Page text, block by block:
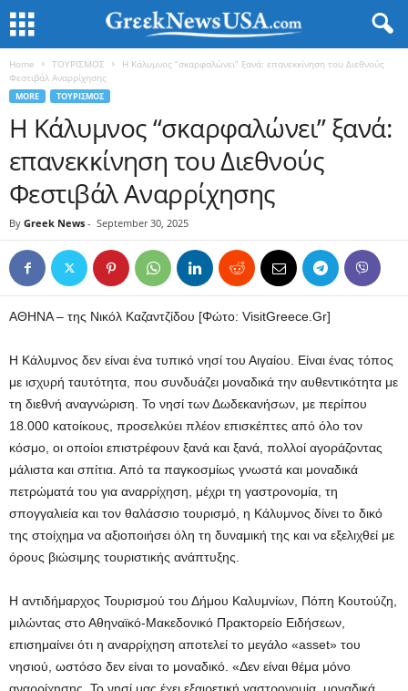
Home ΤΟΥΡΙΣΜΟΣ
Η Κάλυμνος “σκαρφαλώνει” ξανά: επανεκκίνηση του Διεθνούς
Φεστιβάλ Αναρρίχησης
MORE ΤΟΥΡΙΣΜΟΣ
Η Κάλυμνος “σκαρφαλώνει” ξανά:
επανεκκίνηση του Διεθνούς
Φεστιβάλ Αναρρίχησης
By Greek News - September 30, 2025
ΑΘΗΝΑ – της Νικόλ Καζαντζίδου [Φώτο: VisitGreece.Gr]
Η Κάλυμνος δεν είναι ένα τυπικό νησί του Αιγαίου. Είναι ένας τόπος
με ισχυρή ταυτότητα, που συνδυάζει μοναδικά την αυθεντικότητα με
τη διεθνή αναγνώριση. Το νησί των Δωδεκανήσων, με περίπου
18.000 κατοίκους, προσελκύει πλέον επισκέπτες από όλο τον
κόσμο, οι οποίοι επιστρέφουν ξανά και ξανά, πολλοί αγοράζοντας
μάλιστα και σπίτια. Από τα παγκοσμίως γνωστά και μοναδικά
πετρώματά του για αναρρίχηση, μέχρι τη γαστρονομία, τη
σπογγαλιεία και τον θαλάσσιο τουρισμό, η Κάλυμνος δίνει το δικό
της στοίχημα να αξιοποιήσει όλη τη δυναμική της και να εξελιχθεί με
όρους βιώσιμης τουριστικής ανάπτυξης.
Η αντιδήμαρχος Τουρισμού του Δήμου Καλυμνίων, Πόπη Κουτούζη,
μιλώντας στο Αθηναϊκό-Μακεδονικό Πρακτορείο Ειδήσεων,
επισημαίνει ότι η αναρρίχηση αποτελεί το μεγάλο «asset» του
νησιού, ωστόσο δεν είναι το μοναδικό. «Δεν είναι θέμα μόνο